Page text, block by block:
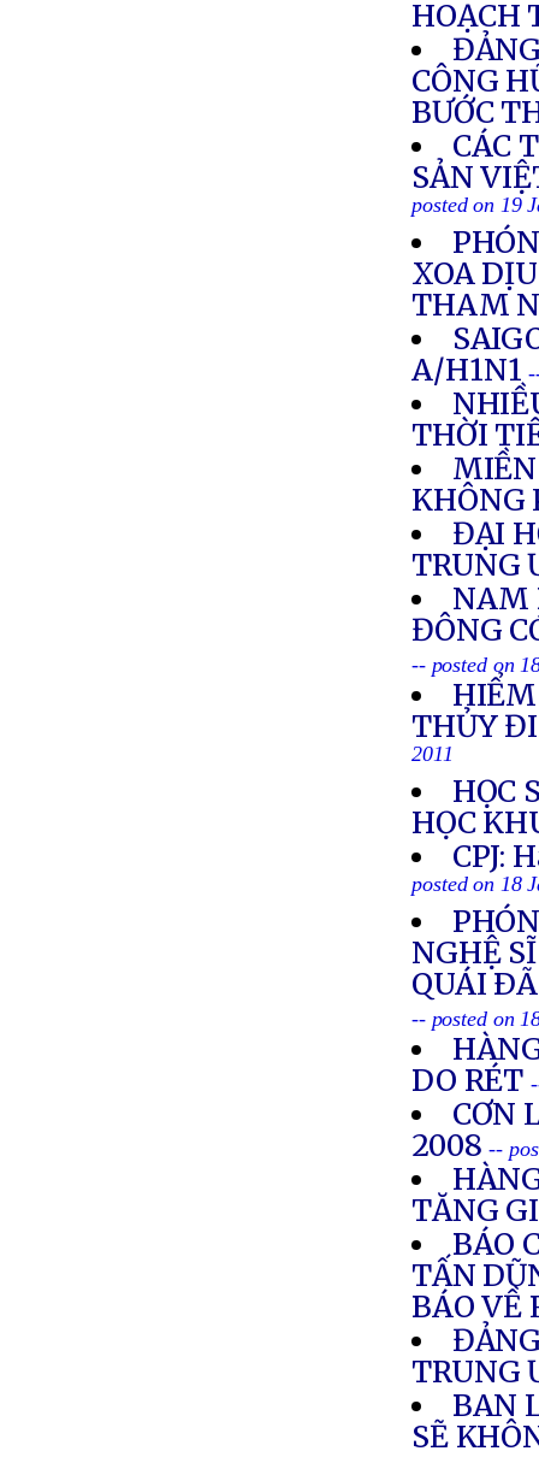
HOẠCH
CÔNG
BƯỚC
CÁC
SẢN
posted on 19
XOA
THAM
A/H1N1
THỜI
ĐẠI
TRUNG
NAM
ĐÔNG
-- posted on
THỦY
2011
HỌC
HỌC
CPJ:
posted on 18
NGHỆ
QUÁI
-- posted on
DO RÉT
CƠN
2008--
TĂNG
BÁO
TẤN
BÁO VỀ
TRUNG
BAN
SẼ